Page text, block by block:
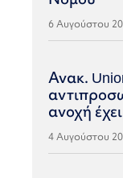
6 Αυγούστου
Ανακ.
ανοχή
4 Αυγούστου